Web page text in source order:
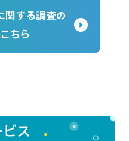
関する調査の
ちら
ス